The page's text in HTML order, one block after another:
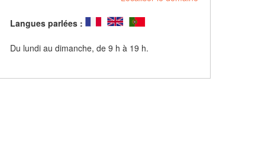
Langues parlées :
Du lundi au dimanche, de 9 h à 19 h.